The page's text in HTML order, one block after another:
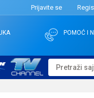
Prijavite se
POMOĆ I
Pretraži